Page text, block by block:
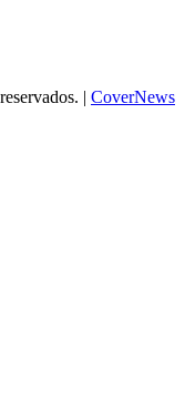
| CoverNews